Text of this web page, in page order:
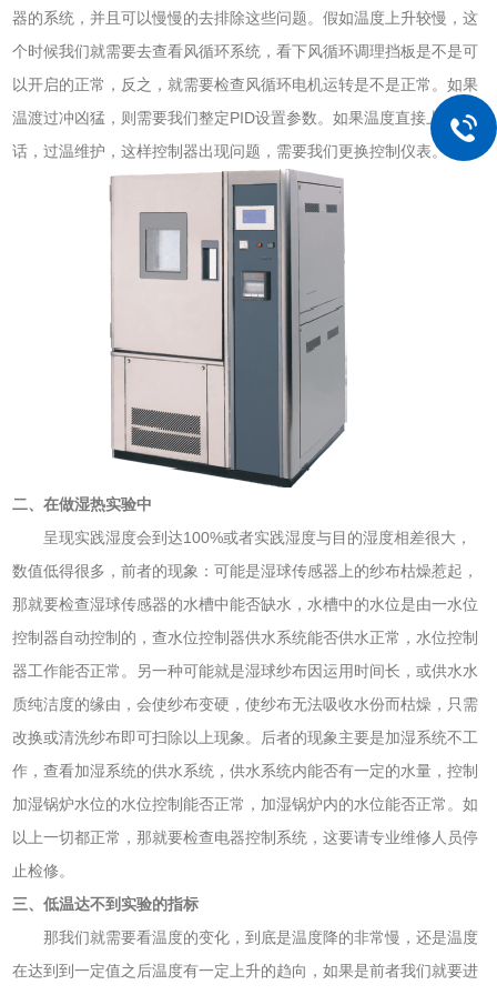
器的系统，并且可以慢慢的去排除这些问题。假如温度上升较慢，这
个时候我们就需要去查看风循环系统，看下风循环调理挡板是不是可
以开启的正常，反之，就需要检查风循环电机运转是不是正常。如果
温渡过冲凶猛，则需要我们整定PID设置参数。如果温度直接上升的
话，过温维护，这样控制器出现问题，需要我们更换控制仪表。
二、在做湿热实验中
呈现实践湿度会到达100%或者实践湿度与目的湿度相差很大，
数值低得很多，前者的现象：可能是湿球传感器上的纱布枯燥惹起，
那就要检查湿球传感器的水槽中能否缺水，水槽中的水位是由一水位
控制器自动控制的，查水位控制器供水系统能否供水正常，水位控制
器工作能否正常。另一种可能就是湿球纱布因运用时间长，或供水水
质纯洁度的缘由，会使纱布变硬，使纱布无法吸收水份而枯燥，只需
改换或清洗纱布即可扫除以上现象。后者的现象主要是加湿系统不工
作，查看加湿系统的供水系统，供水系统内能否有一定的水量，控制
加湿锅炉水位的水位控制能否正常，加湿锅炉内的水位能否正常。如
以上一切都正常，那就要检查电器控制系统，这要请专业维修人员停
止检修。
三、低温达不到实验的指标
那我们就需要看温度的变化，到底是温度降的非常慢，还是温度
在达到到一定值之后温度有一定上升的趋向，如果是前者我们就要进